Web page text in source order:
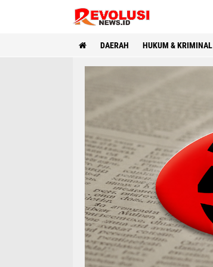
DAERAH HUKUM & KRIMINAL